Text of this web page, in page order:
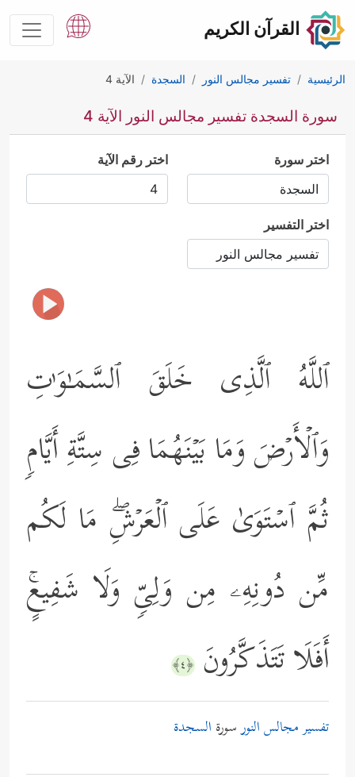
القرآن الكريم
الرئيسية تفسير مجالس النور السجدة الآية 4
سورة السجدة تفسير مجالس النور الآية 4
اختر سورة اختر رقم الآية
اختر التفسير
ٱللَّهُ ٱلَّذِی خَلَقَ ٱلسَّمَـٰوَ ٰ⁠تِ
وَٱلۡأَرۡضَ وَمَا بَیۡنَهُمَا فِی سِتَّةِ أَیَّامࣲ
ثُمَّ ٱسۡتَوَىٰ عَلَى ٱلۡعَرۡشِۖ مَا لَكُم
مِّن دُونِهِۦ مِن وَلِیࣲّ وَلَا شَفِیعٍۚ
أَفَلَا تَتَذَكَّرُونَ ﴿٤﴾
تفسير مجالس النورسورة السجدة